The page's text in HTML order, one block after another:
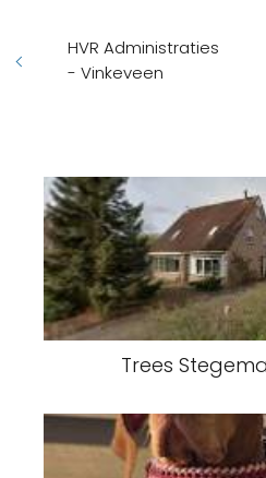
HVR Administraties
- Vinkeveen
Trees